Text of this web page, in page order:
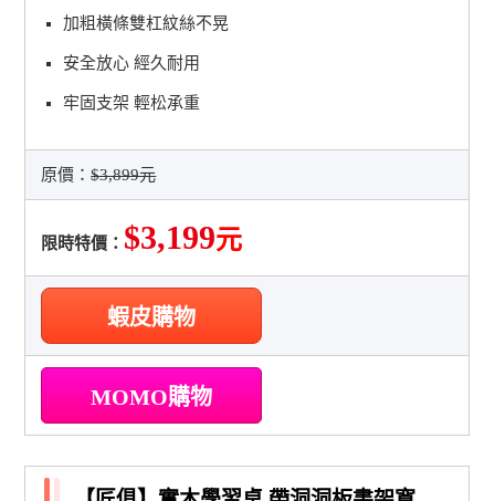
加粗橫條雙杠紋絲不晃
安全放心 經久耐用
牢固支架 輕松承重
原價：$3,899元
限時特價： $3,199元
蝦皮購物
MOMO購物